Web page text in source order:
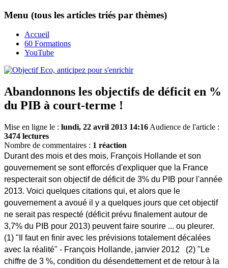
Menu (tous les articles triés par thèmes)
Accueil
60 Formations
YouTube
Abandonnons les objectifs de déficit en %
du PIB à court-terme !
Mise en ligne le : lundi, 22 avril 2013 14:16 Audience de l'article :
3474 lectures
Nombre de commentaires : 1 réaction
Durant des mois et des mois, François Hollande et son
gouvernement se sont efforcés d'expliquer que la France
respecterait son objectif de déficit de 3% du PIB pour l'année
2013. Voici quelques citations qui, et alors que le
gouvernement a avoué il y a quelques jours que cet objectif
ne serait pas respecté (déficit prévu finalement autour de
3,7% du PIB pour 2013) peuvent faire sourire ... ou pleurer.
(1) "Il faut en finir avec les prévisions totalement décalées
avec la réalité" - François Hollande, janvier 2012 (2) "Le
chiffre de 3 %, condition du désendettement et de retour à la